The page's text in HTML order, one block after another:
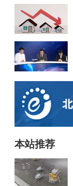
本站推荐